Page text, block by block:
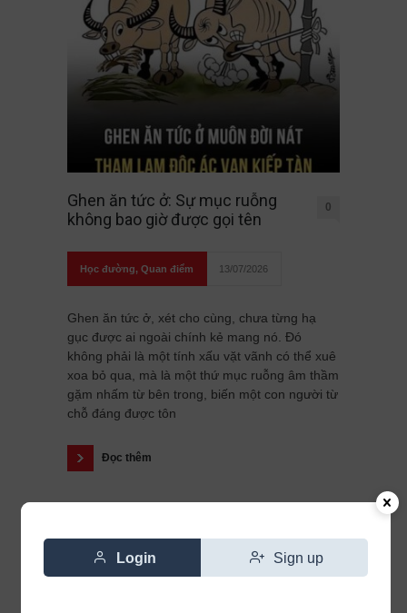
Ghen ăn tức ở: Sự mục ruỗng
không bao giờ được gọi tên
0
Học đường, Quan điểm 13/07/2026
Ghen ăn tức ở, xét cho cùng, chưa từng hạ
gục được ai ngoài chính kẻ mang nó. Đó
không phải là một tính xấu vặt vãnh có thể xuê
xoa bỏ qua, mà là một thứ mục ruỗng âm thầm
gặm nhấm từ bên trong, biến một con người từ
chỗ đáng được tôn
Đọc thêm
Login Sign up